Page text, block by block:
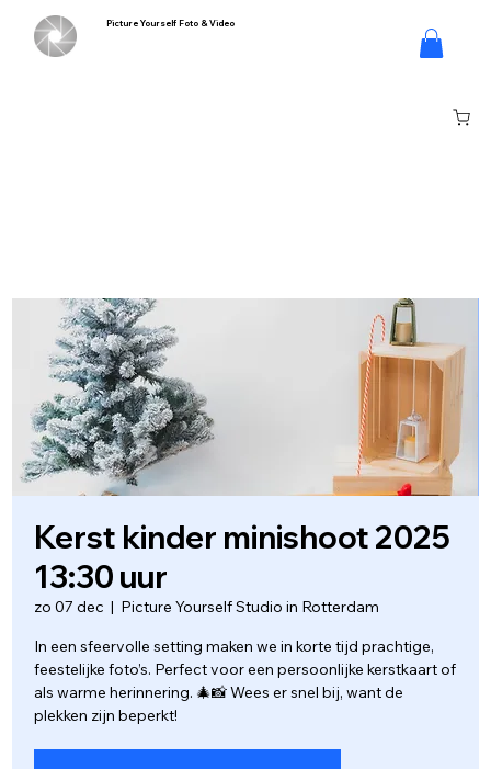
Inloggen
Picture Yourself Foto & Video
Kerst kinder minishoot 2025
13:30 uur
zo 07 dec
  |
Picture Yourself Studio in Rotterdam
In een sfeervolle setting maken we in korte tijd prachtige,
feestelijke foto’s. Perfect voor een persoonlijke kerstkaart of
als warme herinnering. 🎄📸 Wees er snel bij, want de
plekken zijn beperkt!